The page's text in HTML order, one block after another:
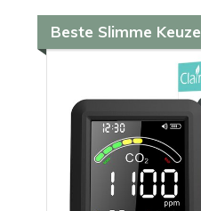
Beste Slimme Keuze